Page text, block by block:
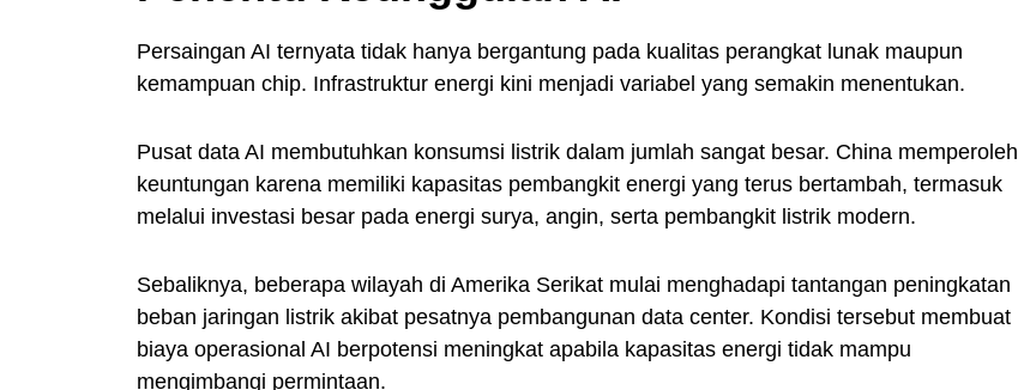
Persaingan AI ternyata tidak hanya bergantung pada kualitas perangkat lunak maupun
kemampuan chip. Infrastruktur energi kini menjadi variabel yang semakin menentukan.
Pusat data AI membutuhkan konsumsi listrik dalam jumlah sangat besar. China memperoleh
keuntungan karena memiliki kapasitas pembangkit energi yang terus bertambah, termasuk
melalui investasi besar pada energi surya, angin, serta pembangkit listrik modern.
Sebaliknya, beberapa wilayah di Amerika Serikat mulai menghadapi tantangan peningkatan
beban jaringan listrik akibat pesatnya pembangunan data center. Kondisi tersebut membuat
biaya operasional AI berpotensi meningkat apabila kapasitas energi tidak mampu
mengimbangi permintaan.